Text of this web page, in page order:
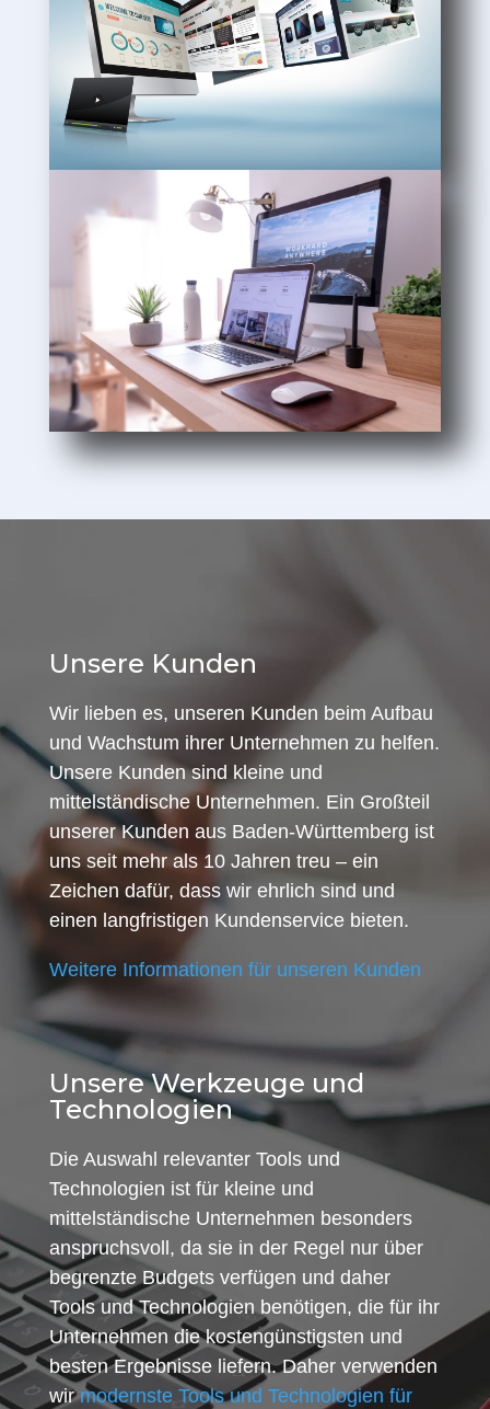
Unsere Kunden
Wir lieben es, unseren Kunden beim Aufbau
und Wachstum ihrer Unternehmen zu helfen.
Unsere Kunden sind kleine und
mittelständische Unternehmen. Ein Großteil
unserer Kunden aus Baden-Württemberg ist
uns seit mehr als 10 Jahren treu – ein
Zeichen dafür, dass wir ehrlich sind und
einen langfristigen Kundenservice bieten.
Weitere Informationen für unseren Kunden
Unsere Werkzeuge und
Technologien
Die Auswahl relevanter Tools und
Technologien ist für kleine und
mittelständische Unternehmen besonders
anspruchsvoll, da sie in der Regel nur über
begrenzte Budgets verfügen und daher
Tools und Technologien benötigen, die für ihr
Unternehmen die kostengünstigsten und
besten Ergebnisse liefern. Daher verwenden
wirmodernste Tools und Technologien für